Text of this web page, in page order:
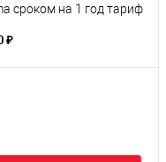
сроком на 1 год тариф
₽